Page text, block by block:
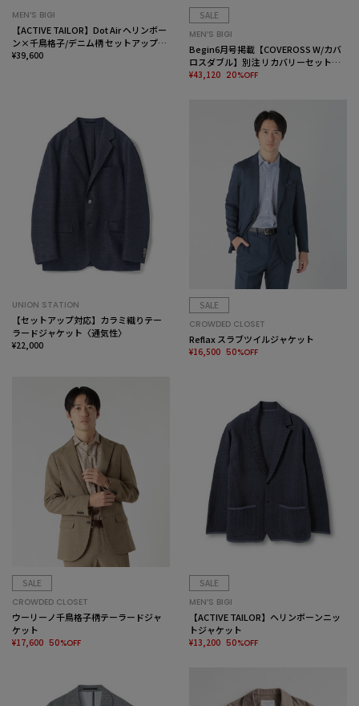
MEN’S BIGI
【ACTIVE TAILOR】Dot Air ヘリンボー
ン×千鳥格子/デニム柄 セットアップジ
ャケット＜通気性/吸水速乾/ストレッチ
¥39,600
SALE
MEN’S BIGI
Begin6月号掲載【COVEROSS W/カバ
ロスダブル】別注 リカバリーセットア
ップジャケット＜リラックス効果/スト
¥43,120 20%OFF
UNION STATION
【セットアップ対応】カラミ織りテー
ラードジャケット〈通気性〉
¥22,000
SALE
CROWDED CLOSET
Reflax スラブツイルジャケット
¥16,500 50%OFF
SALE
CROWDED CLOSET
ウーリーノ千鳥格子柄テーラードジャ
ケット
¥17,600 50%OFF
SALE
MEN’S BIGI
【ACTIVE TAILOR】ヘリンボーンニッ
トジャケット
¥13,200 50%OFF